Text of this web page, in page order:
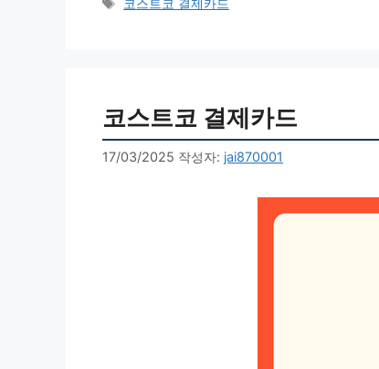
코스트코 결제카드
코스트코 결제카드
17/03/2025 작성자: jai870001